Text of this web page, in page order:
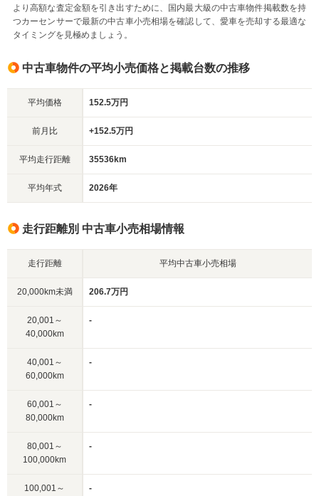
より高額な査定金額を引き出すために、国内最大級の中古車物件掲載数を持
つカーセンサーで最新の中古車小売相場を確認して、愛車を売却する最適な
タイミングを見極めましょう。
中古車物件の平均小売価格と掲載台数の推移
平均価格 152.5万円
前月比 +152.5万円
平均走行距離 35536km
平均年式 2026年
走行距離別 中古車小売相場情報
走行距離 平均中古車小売相場
20,000km未満 206.7万円
20,001～
40,000km
-
40,001～
60,000km
-
60,001～
80,000km
-
80,001～
100,000km
-
100,001～
-